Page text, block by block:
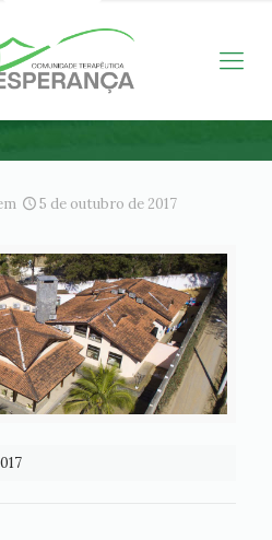
5 de outubro de 2017